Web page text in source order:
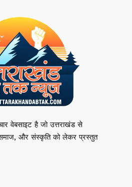
वेबसाइट है जो उत्तराखंड से
समाज, और संस्कृति को लेकर प्रस्तुत